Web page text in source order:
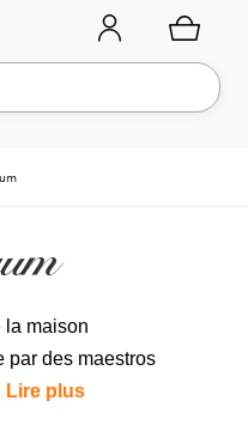
Rechercher
la maison
par des maestros
Lire plus